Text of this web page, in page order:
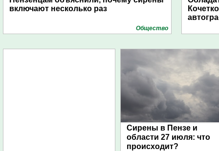
включают несколько раз
Общество
Сирены в Пензе и
области 27 июля: что
происходит?